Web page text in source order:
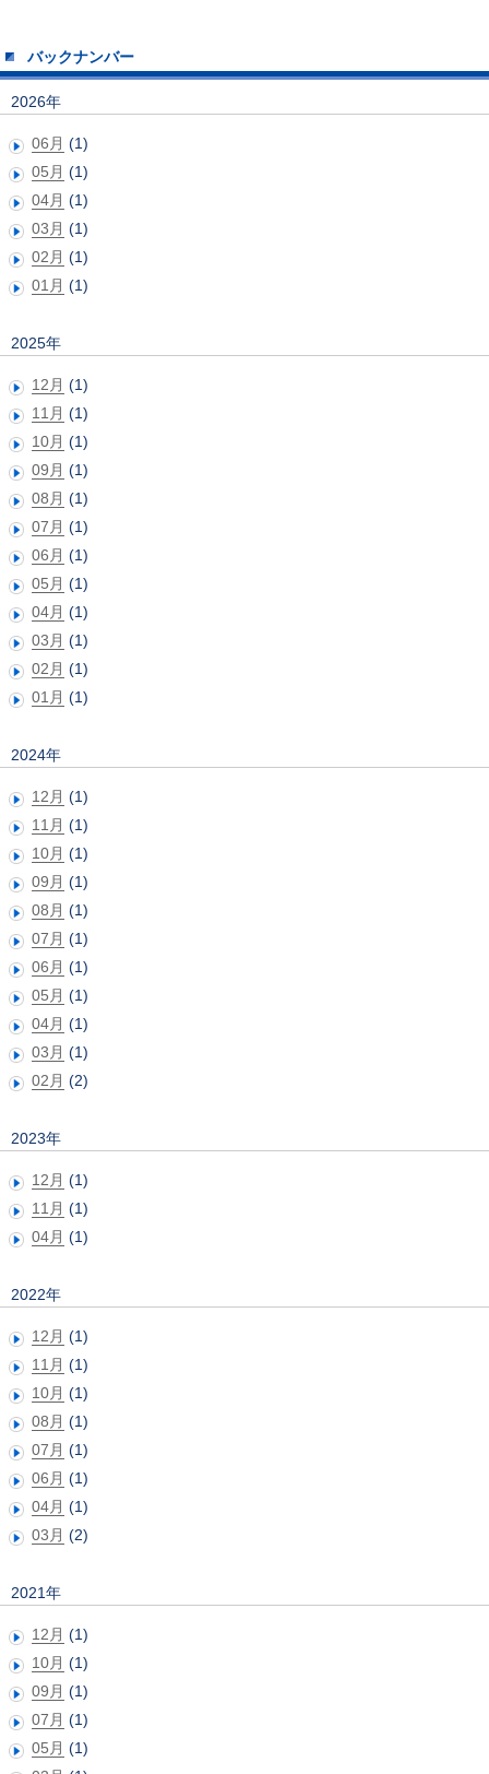
バックナンバー
2026年
06月 (1)
05月 (1)
04月 (1)
03月 (1)
02月 (1)
01月 (1)
2025年
12月 (1)
11月 (1)
10月 (1)
09月 (1)
08月 (1)
07月 (1)
06月 (1)
05月 (1)
04月 (1)
03月 (1)
02月 (1)
01月 (1)
2024年
12月 (1)
11月 (1)
10月 (1)
09月 (1)
08月 (1)
07月 (1)
06月 (1)
05月 (1)
04月 (1)
03月 (1)
02月 (2)
2023年
12月 (1)
11月 (1)
04月 (1)
2022年
12月 (1)
11月 (1)
10月 (1)
08月 (1)
07月 (1)
06月 (1)
04月 (1)
03月 (2)
2021年
12月 (1)
10月 (1)
09月 (1)
07月 (1)
05月 (1)